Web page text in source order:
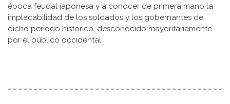
época feudal japonesa y a conocer de primera mano la
implacabilidad de los soldados y los gobernantes de
dicho período histórico, desconocido mayoritariamente
por el público occidental